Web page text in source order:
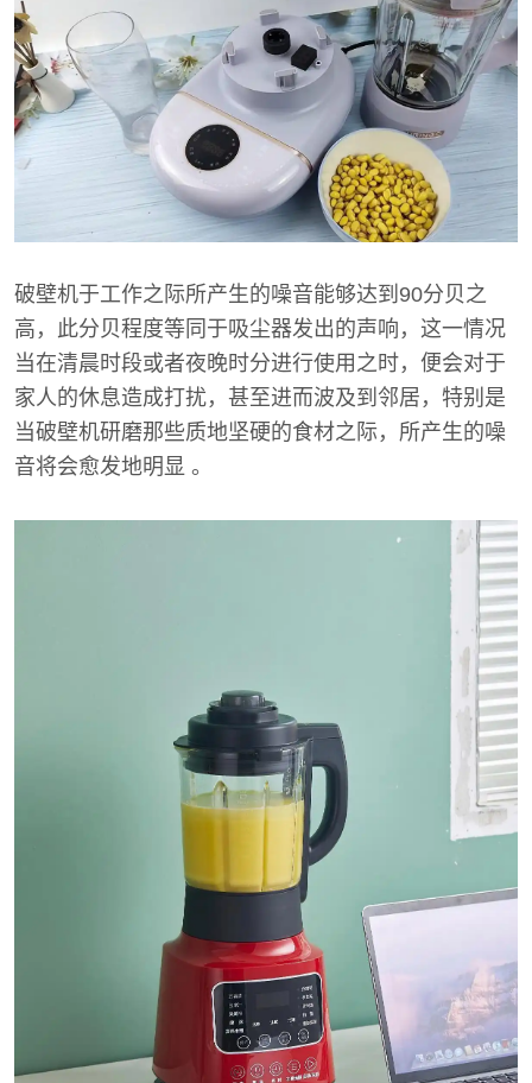
破壁机于工作之际所产生的噪音能够达到90分贝之
高，此分贝程度等同于吸尘器发出的声响，这一情况
当在清晨时段或者夜晚时分进行使用之时，便会对于
家人的休息造成打扰，甚至进而波及到邻居，特别是
当破壁机研磨那些质地坚硬的食材之际，所产生的噪
音将会愈发地明显 。